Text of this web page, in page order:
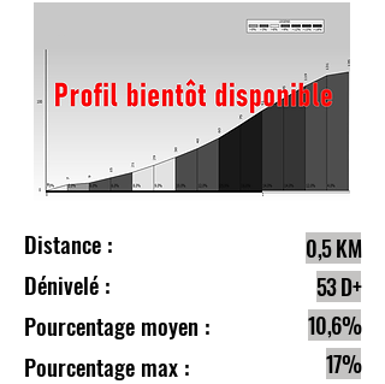
Distance :
Dénivelé :
Pourcentage moyen :
Pourcentage max :
0,5 KM
53 D+
10,6%
17%